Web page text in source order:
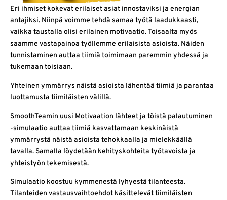
Eri ihmiset kokevat erilaiset asiat innostaviksi ja energian
antajiksi. Niinpä voimme tehdä samaa työtä laadukkaasti,
vaikka taustalla olisi erilainen motivaatio. Toisaalta myös
saamme vastapainoa työllemme erilaisista asioista. Näiden
tunnistaminen auttaa tiimiä toimimaan paremmin yhdessä ja
tukemaan toisiaan.
Yhteinen ymmärrys näistä asioista lähentää tiimiä ja parantaa
luottamusta tiimiläisten välillä.
SmoothTeamin uusi Motivaation lähteet ja töistä palautuminen
-simulaatio auttaa tiimiä kasvattamaan keskinäistä
ymmärrystä näistä asioista tehokkaalla ja mielekkäällä
tavalla. Samalla löydetään kehityskohteita työtavoista ja
yhteistyön tekemisestä.
Simulaatio koostuu kymmenestä lyhyestä tilanteesta.
Tilanteiden vastausvaihtoehdot käsittelevät tiimiläisten